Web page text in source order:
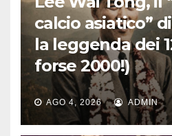
calcio asiatico”
la leggenda dei
forse 2000!)
AGO 4, 2026 ADMIN
CALCIO INTERNAZIONALE